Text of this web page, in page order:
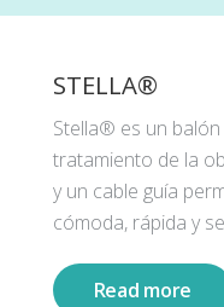
STELLA®
Stella® es un
tratamiento de la
y un cable guía
cómoda, rápida y
Read more